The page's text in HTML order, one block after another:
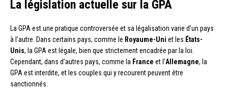
La législation actuelle sur la GPA
La GPA est une pratique controversée et sa légalisation varie d’un pays
à l’autre. Dans certains pays, comme le Royaume-Uni et les États-
Unis, la GPA est légale, bien que strictement encadrée par la loi.
Cependant, dans d’autres pays, comme la France et l’Allemagne, la
GPA est interdite, et les couples qui y recourent peuvent être
sanctionnés.